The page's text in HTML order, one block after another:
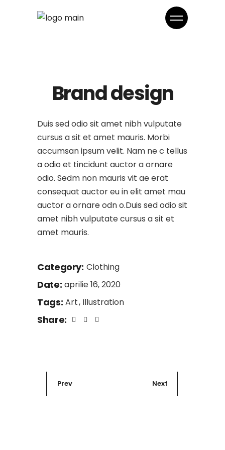
Brand design
Duis sed odio sit amet nibh vulputate
cursus a sit et amet mauris. Morbi
accumsan ipsum velit. Nam ne c tellus
a odio et tincidunt auctor a ornare
odio. Sedm non mauris vit ae erat
consequat auctor eu in elit amet mau
auctor a ornare odn o.Duis sed odio sit
amet nibh vulputate cursus a sit et
amet mauris.
Category: Clothing
Date: aprilie 16, 2020
Tags: Art Illustration
Share:
Prev Next